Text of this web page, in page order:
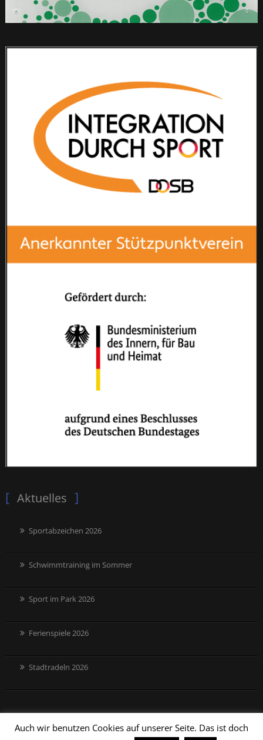
Aktuelles
Sportabzeichen 2026
Schwimmtraining im Sommer
Sport im Park 2026
Ferienspiele 2026
Stadtradeln 2026
Auch wir benutzen Cookies auf unserer Seite. Das ist doch